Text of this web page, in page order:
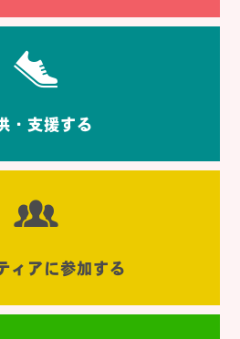
・支援する
ィアに参加する